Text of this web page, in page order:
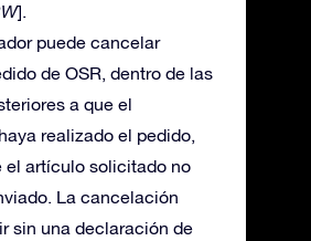
].
puede cancelar
de OSR, dentro de las
a que el
realizado el pedido,
el artículo solicitado no
La cancelación
sin una declaración de